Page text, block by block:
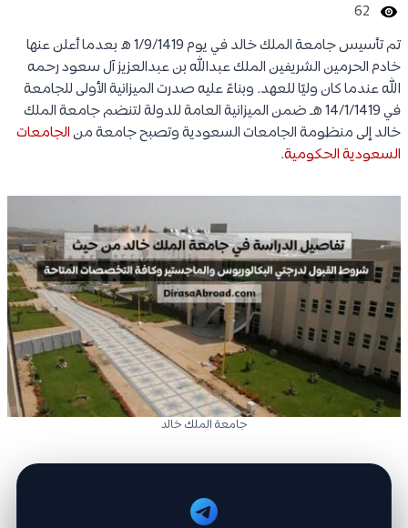
62
تم تأسيس جامعة الملك خالد في يوم 1/9/1419 ه بعدما أعلن عنها
خادم الحرمين الشريفين الملك عبدالله بن عبدالعزيز آل سعود رحمه
الله عندما كان وليًا للعهد. وبناءً عليه صدرت الميزانية الأولى للجامعة
في 14/1/1419 هـ ضمن الميزانية العامة للدولة لتنضم جامعة الملك
خالد إلى منظومة الجامعات السعودية وتصبح جامعة منالجامعات
السعودية الحكومية.
جامعة الملك خالد